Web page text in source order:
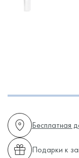
Бесплатная
Подарки к